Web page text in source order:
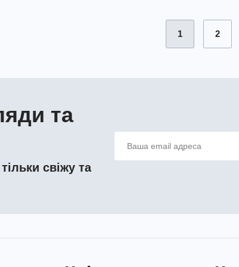
1 2
та
свіжу та